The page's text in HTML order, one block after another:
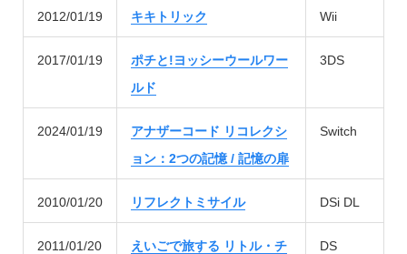
2012/01/19 キキトリック Wii
2017/01/19
ポチと!ヨッシーウールワー
ルド
3DS
2024/01/19
アナザーコード リコレクシ
ョン：2つの記憶 / 記憶の扉
Switch
2010/01/20 リフレクトミサイル DSi DL
2011/01/20
えいごで旅する リトル・チ
DS